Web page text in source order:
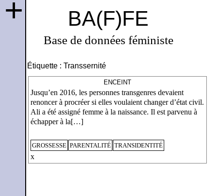
BA(F)FE
Base de données féministe
+
Étiquette : Transsernité
ENCEINT
Jusqu’en 2016, les personnes transgenres devaient
renoncer à procréer si elles voulaient changer d’état civil.
Ali a été assigné femme à la naissance. Il est parvenu à
échapper à la[…]
GROSSESSE PARENTALITÉ TRANSIDENTITÉ
x